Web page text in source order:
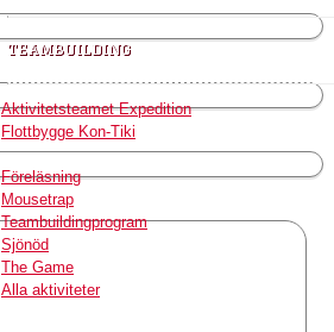
teambuilding
Aktivitetsteamet Expedition
Flottbygge Kon-Tiki
Föreläsning
Mousetrap
Teambuildingprogram
Sjönöd
The Game
Alla aktiviteter